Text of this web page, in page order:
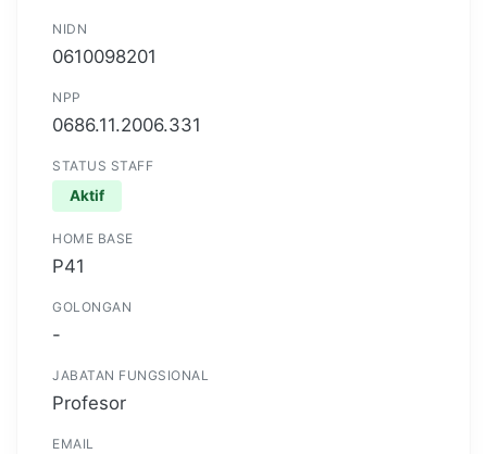
NIDN
0610098201
NPP
0686.11.2006.331
STATUS STAFF
Aktif
HOME BASE
P41
GOLONGAN
-
JABATAN FUNGSIONAL
Profesor
EMAIL